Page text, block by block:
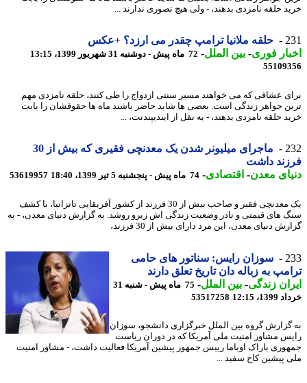
حلقه نامزدی بدهند، - ولی هیچ تصوری ندارند ...
حلقه ملانیا ترامپ چقدر می ارزد؟ +عکس
فوری- بین الملل-72 ماه پیش - دوشنبه 31 شهریور 1399، 13:15
عشاقی که می خواهند مسیر سنتی ازدواج را طی کنند، حلقه نامزدی مهم
جواهر زندگی است. بعضی ها شاید حاضر باشند ماه ها حقوقشان را بابت
حلقه نامزدی بدهند، - به نقل از ایندیپندنت، ...
ماجرای میلیونر شدن یک معدنچی فقیری که بیش از 30
داشت
معدن-اقتصادی-74 ماه پیش - پنجشنبه 5 تیر 1399، 18:40 53619957
یک معدنچی فقیر و صاحب بیش از 30 فرزند از کشور آفریقایی تانزانیا، با کشف
های قیمتی و نادر وضعیت زندگی اش زیرو روشد. به گزارش دنیای معدن، - به
دنیای معدن، این مرد دارای بیش از 30 فرزند،
سوزان رایس: سناتور های حامی
به زباله دان تاریخ تعلق دارند
زندگی-بین الملل-
75 ماه پیش - شنبه 31
12:15
53517258
گروه بین الملل خبرگزاری دانشجو، سوزان
مشاور امنیت ملی آمریکا که در دوران ریاست
باراک اوباما رییس جمهور پیشین آمریکا فعالیت داشت، - مشاور امنیت
پیشین کاخ سفید ...